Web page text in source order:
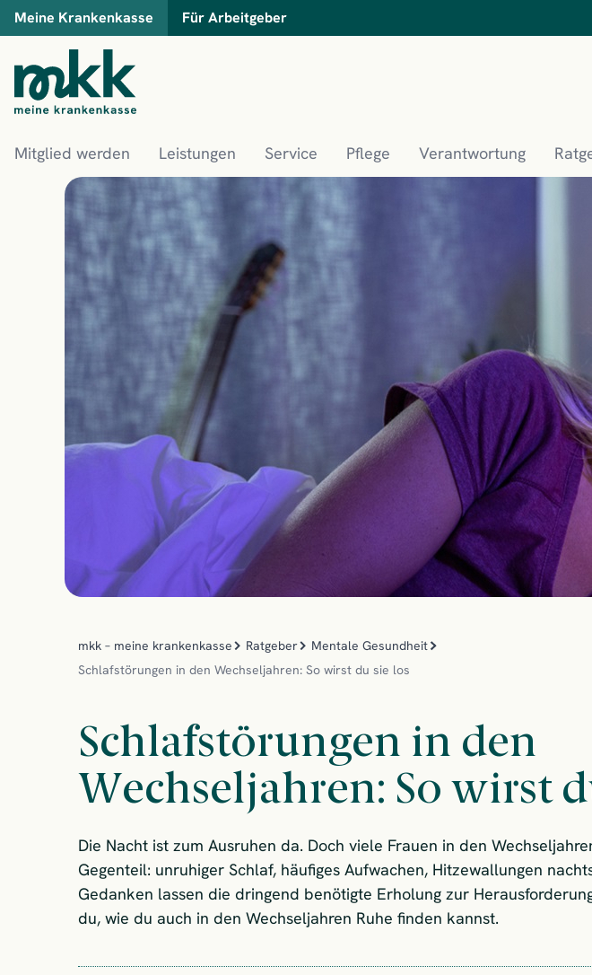
Meine Krankenkasse Für Arbeitgeber
Mitglied werden Leistungen Service Pflege Verantwortung
mkk – meine krankenkasse Ratgeber
Mentale Gesundheit
Schlafstörungen in den Wechseljahren: So wirst du sie los
Schlafstörungen in den
Wechseljahren: So wirst
Die Nacht ist zum Ausruhen da. Doch viele Frauen in den
Gegenteil: unruhiger Schlaf, häufiges Aufwachen, Hitzewallungen
Gedanken lassen die dringend benötigte Erholung zur
du, wie du auch in den Wechseljahren Ruhe finden kannst.